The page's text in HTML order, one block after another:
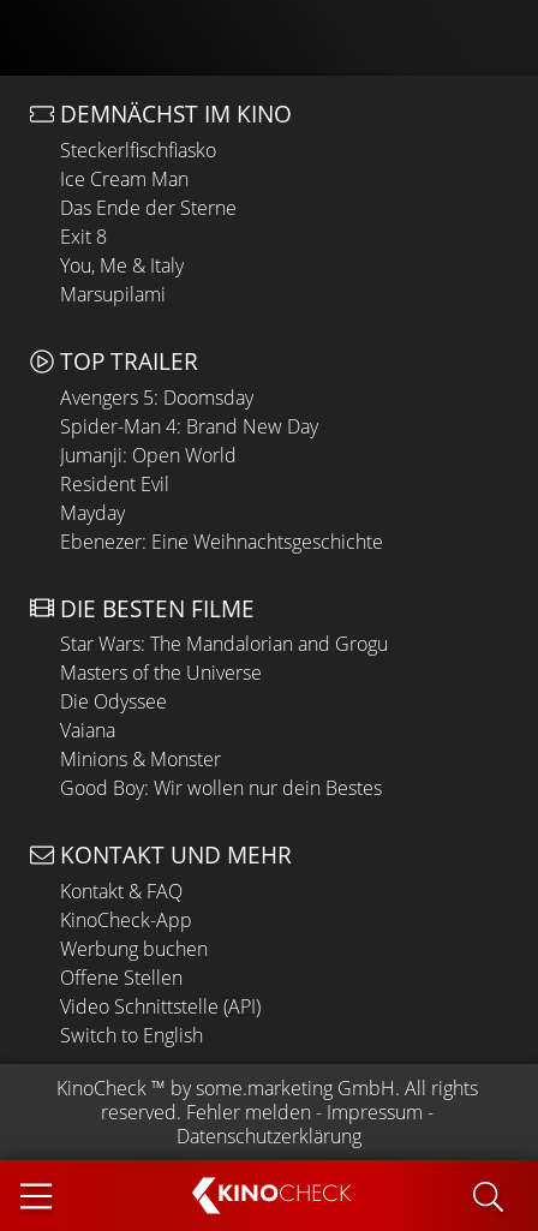
KINOCHECK
DEMNÄCHST IM KINO
Steckerlfischfiasko
Ice Cream Man
Das Ende der Sterne
Exit 8
You, Me & Italy
Marsupilami
TOP TRAILER
Avengers 5: Doomsday
Spider-Man 4: Brand New Day
Jumanji: Open World
Resident Evil
Mayday
Ebenezer: Eine Weihnachtsgeschichte
DIE BESTEN FILME
Star Wars: The Mandalorian and Grogu
Masters of the Universe
Die Odyssee
Vaiana
Minions & Monster
Good Boy: Wir wollen nur dein Bestes
KONTAKT UND MEHR
Kontakt & FAQ
KinoCheck-App
Werbung buchen
Offene Stellen
Video Schnittstelle (API)
Switch to English
KinoCheck ™ by some.marketing GmbH. All rights
reserved. Fehler melden - Impressum -
Datenschutzerklärung